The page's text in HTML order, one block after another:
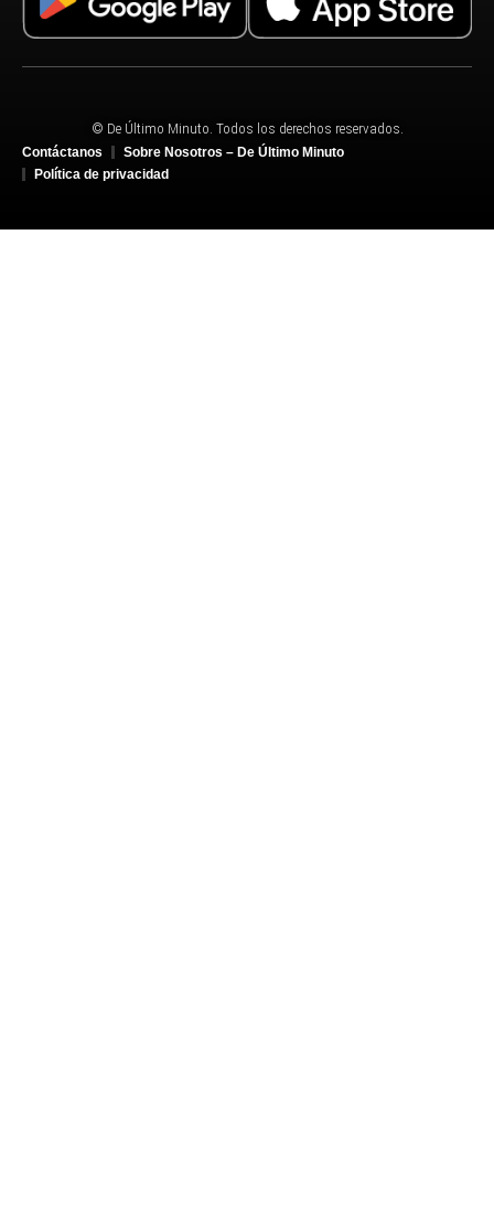
© De Último Minuto. Todos los derechos reservados.
Contáctanos
Sobre Nosotros – De Último Minuto
Política de privacidad